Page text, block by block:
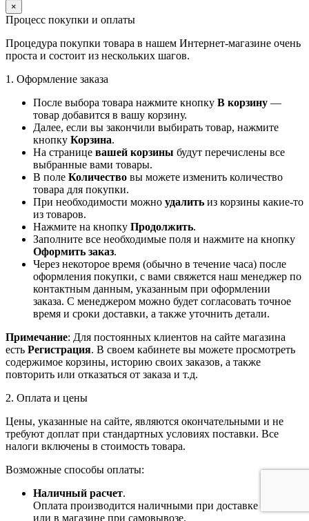
×
Процесс покупки и оплаты
Процедура покупки товара в нашем Интернет-магазине очень
проста и состоит из нескольких шагов.
1. Оформление заказа
После выбора товара нажмите кнопку В корзину —
товар добавится в вашу корзину.
Далее, если вы закончили выбирать товар, нажмите
кнопку Корзина.
На странице вашей корзины будут перечислены все
выбранные вами товары.
В поле Количество вы можете изменить количество
товара для покупки.
При необходимости можно удалить из корзины какие-то
из товаров.
Нажмите на кнопку Продолжить.
Заполните все необходимые поля и нажмите на кнопку
Оформить заказ.
Через некоторое время (обычно в течение часа) после
оформления покупки, с вами свяжется наш менеджер по
контактным данным, указанным при оформлении
заказа. С менеджером можно будет согласовать точное
время и сроки доставки, а также уточнить детали.
Примечание: Для постоянных клиентов на сайте магазина
есть Регистрация. В своем кабинете вы можете просмотреть
содержимое корзины, историю своих заказов, а также
повторить или отказаться от заказа и т.д.
2. Оплата и цены
Цены, указанные на сайте, являются окончательными и не
требуют доплат при стандартных условиях поставки. Все
налоги включены в стоимость товара.
Возможные способы оплаты:
Наличный расчет.
Оплата производится наличными при доставке товара
или в магазине при самовывозе.